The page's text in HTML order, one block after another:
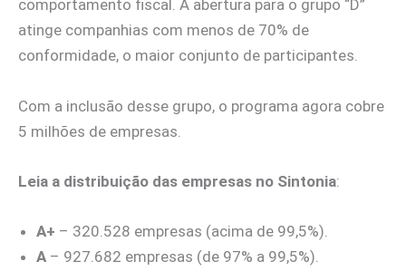
comportamento fiscal. A abertura para o grupo “D”
atinge companhias com menos de 70% de
conformidade, o maior conjunto de participantes.
Com a inclusão desse grupo, o programa agora cobre
5 milhões de empresas.
Leia a distribuição das empresas no Sintonia:
A+ – 320.528 empresas (acima de 99,5%).
A – 927.682 empresas (de 97% a 99,5%).